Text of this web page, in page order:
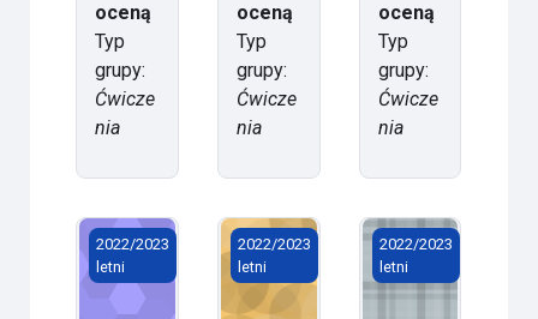
oceną
Typ
grupy:
Ćwicze
nia
oceną
Typ
grupy:
Ćwicze
nia
oceną
Typ
grupy:
Ćwicze
nia
Język angielskij.angiel. [1] Lek AP 1/KOS N/n/
2022/2023
letni
Polska w UE
2022/2023
letni
Farmakologia
2022/2023
letni